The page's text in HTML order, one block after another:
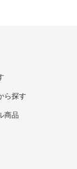
ら探す
商品